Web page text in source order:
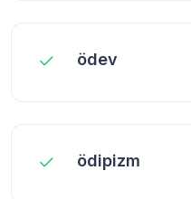
ödev
ödipizm